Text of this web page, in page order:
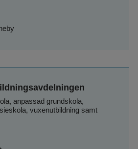
anpassad grundskola,
vuxenutbildning samt